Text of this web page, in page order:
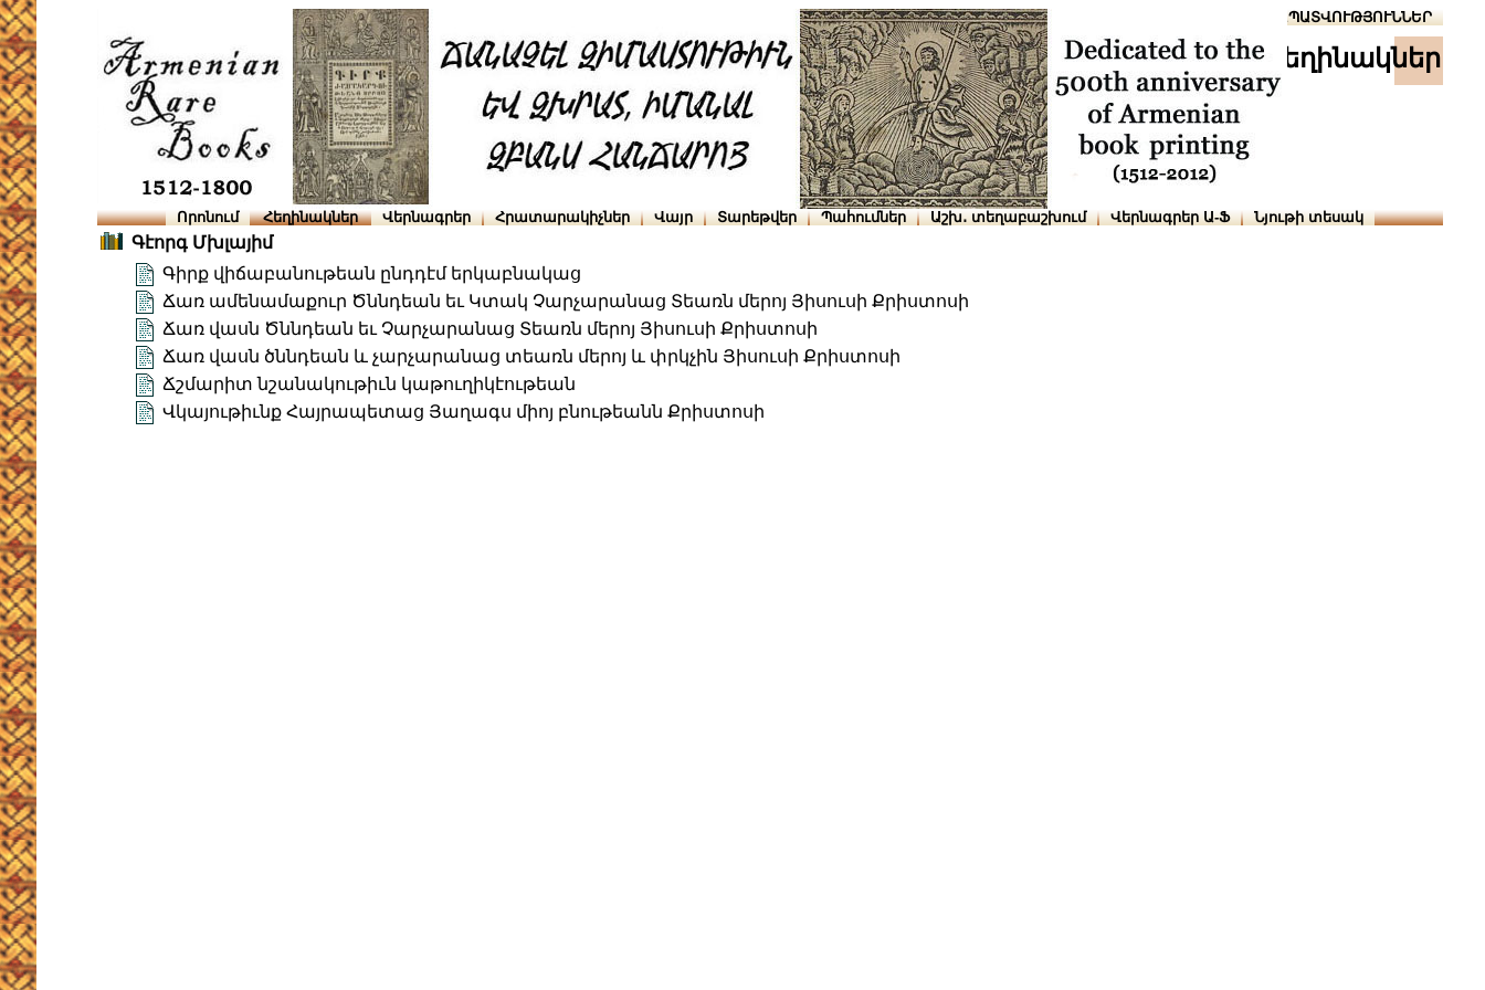
ՆԱԽԱՊԱՏՎՈՒԹՅՈՒՆՆԵՐ
հեղինակներ
Որոնում Հեղինակներ Վերնագրեր Հրատարակիչներ Վայր Տարեթվեր Պահումներ Աշխ․ տեղաբաշխում Վերնագրեր Ա-Ֆ Նյութի տեսակ
Գէորգ Մխլայիմ
Գիրք վիճաբանութեան ընդդէմ երկաբնակաց
Ճառ ամենամաքուր Ծննդեան եւ Կտակ Չարչարանաց Տեառն մերոյ Յիսուսի Քրիստոսի
Ճառ վասն Ծննդեան եւ Չարչարանաց Տեառն մերոյ Յիսուսի Քրիստոսի
Ճառ վասն ծննդեան և չարչարանաց տեառն մերոյ և փրկչին Յիսուսի Քրիստոսի
Ճշմարիտ նշանակութիւն կաթուղիկէութեան
Վկայութիւնք Հայրապետաց Յաղագս միոյ բնութեանն Քրիստոսի